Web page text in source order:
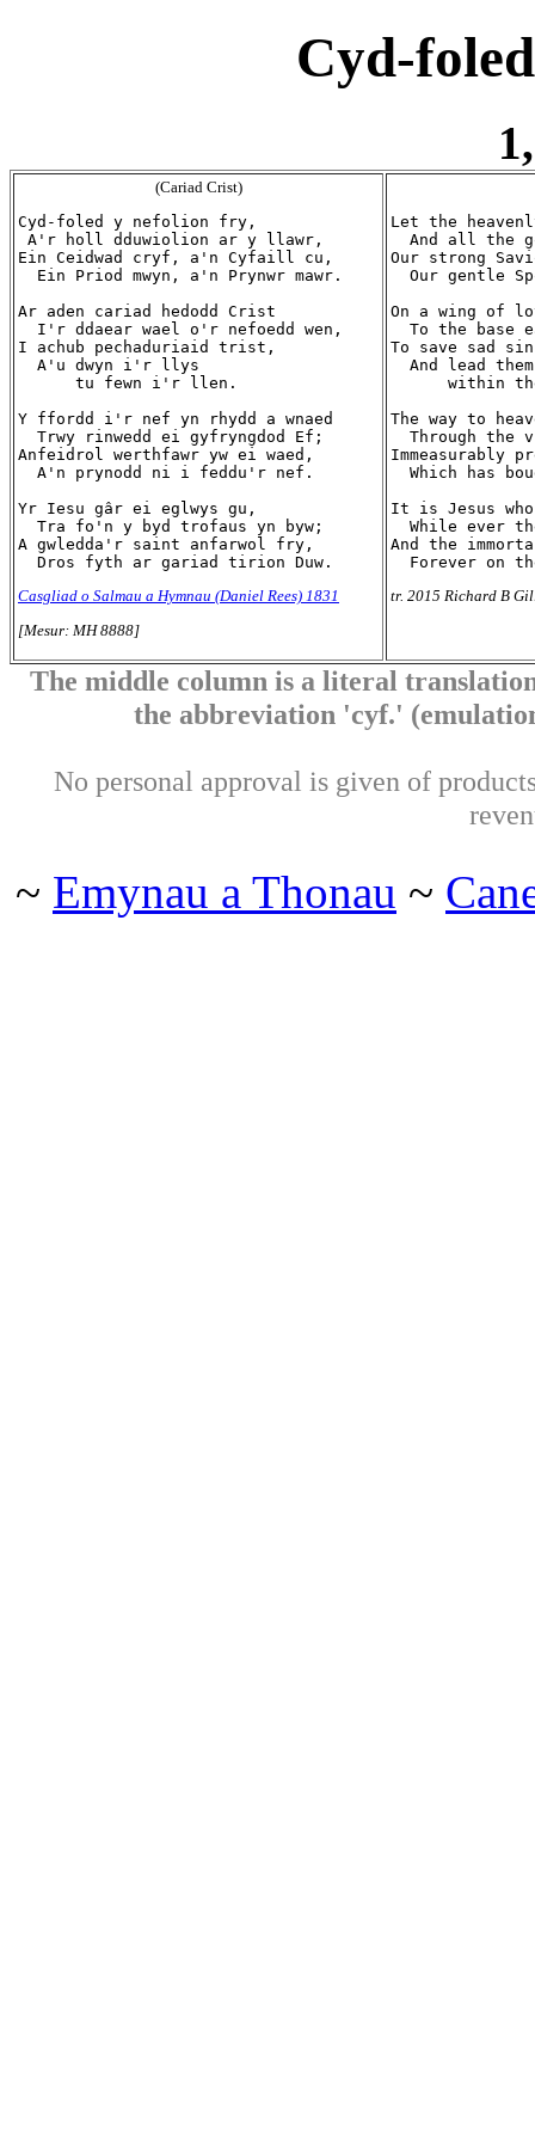
Cyd-
(Cariad Crist)
Cyd-foled y nefolion fry,
A'r holl dduwiolion ar y llawr,
Ein Ceidwad cryf, a'n Cyfaill cu,
  Ein Priod mwyn, a'n Prynwr mawr.
Ar aden cariad hedodd Crist
  I'r ddaear wael o'r nefoedd wen,
I achub pechaduriaid trist,
  A'u dwyn i'r llys
      tu fewn i'r llen.
Y ffordd i'r nef yn rhydd a wnaed
  Trwy rinwedd ei gyfryngdod Ef;
Anfeidrol werthfawr yw ei waed,
  A'n prynodd ni i feddu'r nef.
Yr Iesu gâr ei eglwys gu,
  Tra fo'n y byd trofaus yn byw;
A gwledda'r saint anfarwol fry,
Casgliad o Salmau a Hymnau (Daniel Rees) 1831
[Mesur: MH 8888]
Let the
And all the
Our strong
Our gentle
On a wing of
To the base
To save sad
And lead
within
The way to
Through the
Immeasurably
Which has
It is Jesus
While ever
And the
tr. 2015 Richard B
The middle column is a literal
the abbreviation 'cyf.'
No personal approval is given of
~ Emynau a Thonau ~